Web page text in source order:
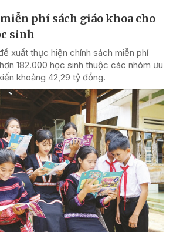
phí sách giáo khoa cho
sinh
xuất thực hiện chính sách miễn phí
182.000 học sinh thuộc các nhóm ưu
khoảng 42,29 tỷ đồng.